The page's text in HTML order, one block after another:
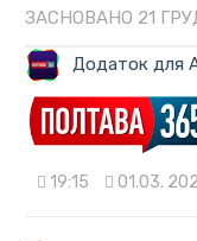
ЗАСНОВАНО 21
Додаток для
19:15 01.03.